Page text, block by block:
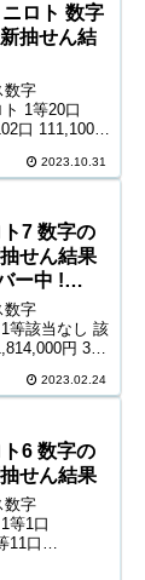
ロト 数字
抽せん結
数字
1等20口
口 111,100円
結果は最終的
のと照合し
2023.10.31
7 数字の
せん結果
ー中 !
数字
等該当なし 該
円 3等
口 1,600円
2023.02.24
6 数字の
せん結果
数字
等1口
11口